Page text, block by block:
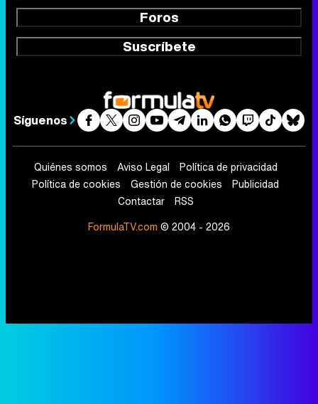
Foros
Suscríbete
Síguenos
Quiénes somos Aviso Legal
Política de privacidad
Política de cookies
Gestión de cookies
Publicidad
Contactar
RSS
FormulaTV.com © 2004 - 2026